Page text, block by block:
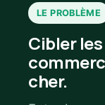
LE PROBLÈME
Cibler
cher.